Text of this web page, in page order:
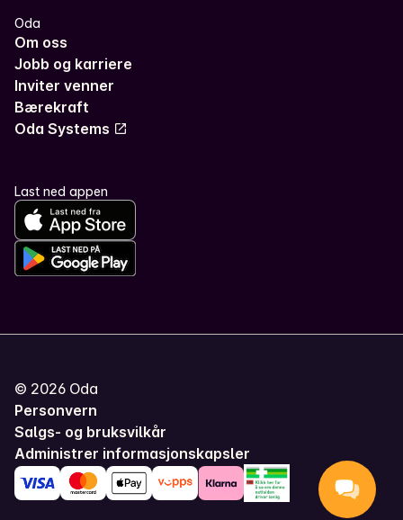
Oda
Om oss
Jobb og karriere
Inviter venner
Bærekraft
Oda Systems
Last ned appen
© 2026 Oda
Personvern
Salgs- og bruksvilkår
Administrer informasjonskapsler